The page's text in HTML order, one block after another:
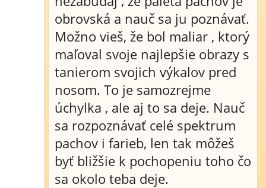
obrovská a nauč sa ju poznávať.
Možno vieš, že bol maliar , ktorý
maľoval svoje najlepšie obrazy s
tanierom svojich výkalov pred
nosom. To je samozrejme
úchylka , ale aj to sa deje. Nauč
sa rozpoznávať celé spektrum
pachov i farieb, len tak môžeš
byť bližšie k pochopeniu toho čo
sa okolo teba deje.